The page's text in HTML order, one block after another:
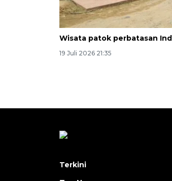
Wisata patok perbatasan
19 Juli 2026 21:35
Terkini